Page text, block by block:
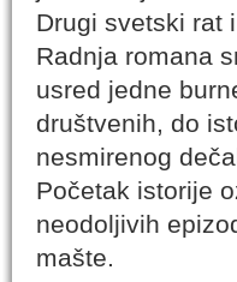
Drugi svetski rat
Radnja romana
usred jedne
društvenih, do
nesmirenog
Početak istorije
neodoljivih
mašte.